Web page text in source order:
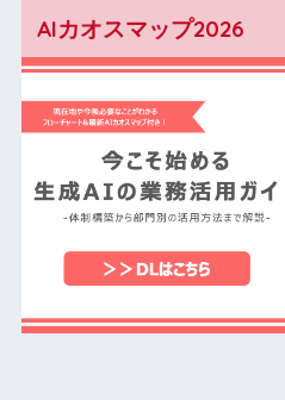
AIカオスマップ2026